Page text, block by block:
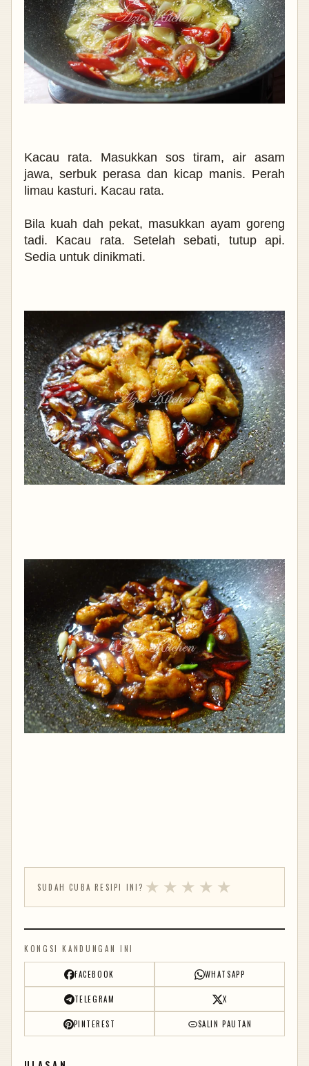
Kacau rata. Masukkan sos tiram, air asam
jawa, serbuk perasa dan kicap manis. Perah
limau kasturi. Kacau rata.
Bila kuah dah pekat, masukkan ayam goreng
tadi. Kacau rata. Setelah sebati, tutup api.
Sedia untuk dinikmati.
SUDAH CUBA RESIPI INI? ★ ★ ★ ★ ★
KONGSI KANDUNGAN INI
FACEBOOK WHATSAPP
TELEGRAM X
PINTEREST SALIN PAUTAN